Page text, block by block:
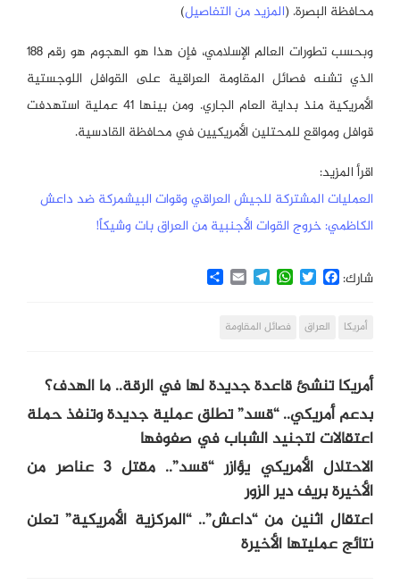
محافظة البصرة. (المزيد من التفاصيل)
وبحسب تطورات العالم الإسلامي، فإن هذا هو الهجوم هو رقم 188
الذي تشنه فصائل المقاومة العراقية على القوافل اللوجستية
الأمريكية منذ بداية العام الجاري. ومن بينها 41 عملية استهدفت
قوافل ومواقع للمحتلين الأمريكيين في محافظة القادسية.
اقرأ المزيد:
العمليات المشتركة للجيش العراقي وقوات البيشمركة ضد داعش
الكاظمي: خروج القوات الأجنبية من العراق بات وشيكاً!
شارك: Facebook
Twitter
WhatsApp
Telegram
Email
Share
أمريكا العراق فصائل المقاومة
أمريكا تنشئ قاعدة جديدة لها في الرقة.. ما الهدف؟
بدعم أمريكي.. “قسد” تطلق عملية جديدة وتنفذ حملة
اعتقالات لتجنيد الشباب في صفوفها
الاحتلال الأمريكي يؤازر “قسد”.. مقتل 3 عناصر من
الأخيرة بريف دير الزور
اعتقال اثنين من “داعش”.. “المركزية الأمريكية” تعلن
نتائج عمليتها الأخيرة